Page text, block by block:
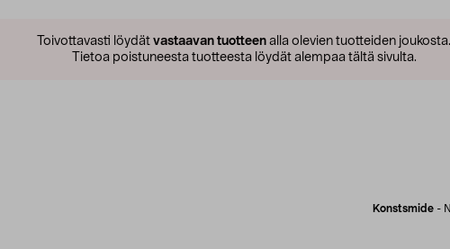
Toivottavasti löydät vastaavan tuotteen alla olevien tuotteiden joukosta.
Tietoa poistuneesta tuotteesta löydät alempaa tältä sivulta.
Konstsmide -